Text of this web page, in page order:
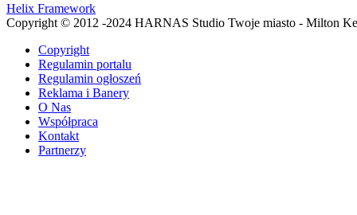
Helix Framework
Copyright © 2012 -2024 HARNAS Studio Twoje miasto - Milton
Copyright
Regulamin portalu
Regulamin ogłoszeń
Reklama i Banery
O Nas
Współpraca
Kontakt
Partnerzy